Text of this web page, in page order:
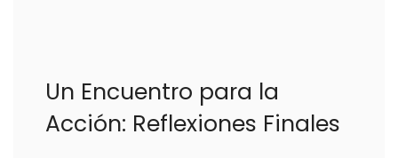
Un Encuentro para la
Acción: Reflexiones Finales